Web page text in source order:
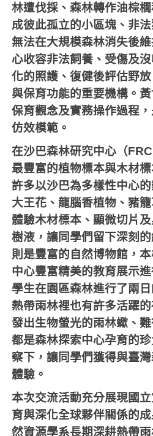
林遭伐採、森林轉作油棕
成彼此孤立的小區塊、非
無法在大規模森林消失後
心收容非法飼養、受傷及
化的照護、復健後評估野
與保育功能的重要機構。
保育觀念及實務操作過程
仿效模範。
在沙巴森林研究中心（
最豐富的植物標本與木材
許多以沙巴為多樣性中心
大王花、龍腦香植物、豬
體驗木材標本、顯微切片
樹液，讓同學們留下深刻
則是豐富的自然博物館，
中心豐富精美的教育展示
學生在園區森林進行了兩
熱帶雨林裡也有許多活躍
發出生物螢光的雨林蠍、
都是森林探索中心孕育的
察下，讓同學們獲得與臺
體驗。
本次交流活動充分展現國
育與深化全球夥伴關係的
然資源學系長期深耕熱帶